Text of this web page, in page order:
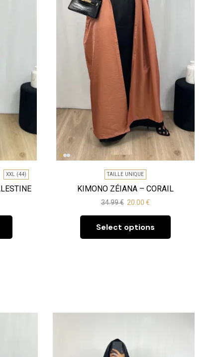
XXL (44) TAILLE UNIQUE
KIMONO ZÉIANA – CORAIL
34.99€ 20.00 €
Select options